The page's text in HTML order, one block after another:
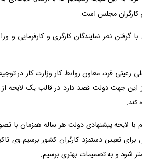
کارگران مجلس است.
گرفتن نظر نمایندگان کارگری و کارفرمایی و
فرد، معاون روابط کار وزارت کار در
این جهت دولت قصد دارد در قالب یک لایحه
کند.
با لایحه پیشنهادی دولت هر ساله همزمان با
تعیین دستمزد کارگران کشور برسیم.وی
شود و به تصمیمات بهتری برسیم.